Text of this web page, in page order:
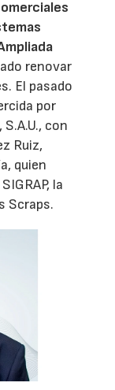
renovar
El pasado
por
con
Ruiz,
quien
la
Scraps.